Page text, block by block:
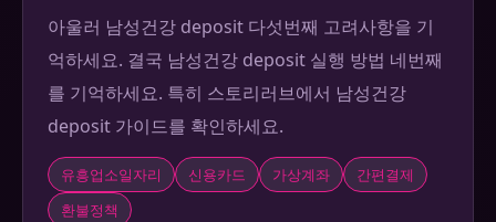
아울러 남성건강 deposit 다섯번째 고려사항을 기
억하세요. 결국 남성건강 deposit 실행 방법 네번째
를 기억하세요. 특히 스토리러브에서 남성건강
deposit 가이드를 확인하세요.
유흥업소일자리 신용카드 가상계좌
간편결제
환불정책